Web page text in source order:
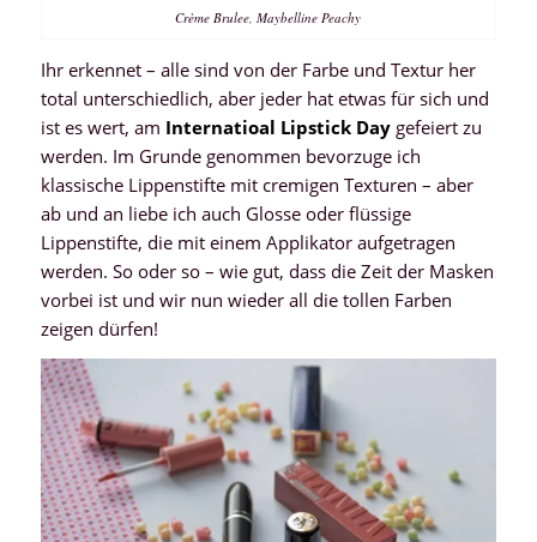
Crème Brulee, Maybelline Peachy
Ihr erkennet – alle sind von der Farbe und Textur her
total unterschiedlich, aber jeder hat etwas für sich und
ist es wert, am Internatioal Lipstick Daygefeiert zu
werden. Im Grunde genommen bevorzuge ich
klassische Lippenstifte mit cremigen Texturen – aber
ab und an liebe ich auch Glosse oder flüssige
Lippenstifte, die mit einem Applikator aufgetragen
werden. So oder so – wie gut, dass die Zeit der Masken
vorbei ist und wir nun wieder all die tollen Farben
zeigen dürfen!